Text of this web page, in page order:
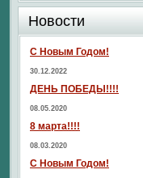
Новости
С Новым Годом!
30.12.2022
ДЕНЬ ПОБЕДЫ!!!!
08.05.2020
8 марта!!!!
08.03.2020
С Новым Годом!